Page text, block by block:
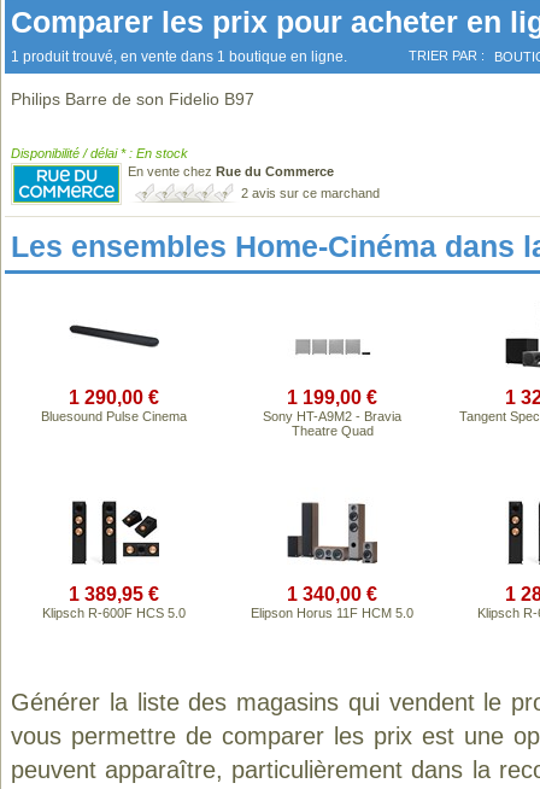
Comparer les prix pour acheter en
1 produit trouvé, en vente dans 1 boutique en ligne. TRIER PAR :
Philips Barre de son Fidelio B97
Disponibilité / délai * : En stock
En vente chez Rue du Commerce
2 avis sur ce marchand
Les ensembles Home-Cinéma dans
1 290,00 €
Bluesound Pulse Cinema
1 199,00 €
Sony HT-A9M2 - Bravia
Theatre Quad
1
Tangent
1 389,95 €
Klipsch R-600F HCS 5.0
1 340,00 €
Elipson Horus 11F HCM 5.0
1
Klipsch
Générer la liste des magasins qui vendent le
vous permettre de comparer les prix est une
peuvent apparaître, particulièrement dans la